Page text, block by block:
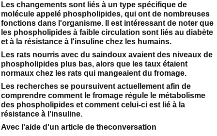
Les changements sont liés à un type spécifique de
molécule appelé phospholipides, qui ont de nombreuses
fonctions dans l'organisme. Il est intéressant de noter que
les phospholipides à faible circulation sont liés au diabète
et à la résistance à l'insuline chez les humains.
Les rats nourris avec du saindoux avaient des niveaux de
phospholipides plus bas, alors que les taux étaient
normaux chez les rats qui mangeaient du fromage.
Les recherches se poursuivent actuellement afin de
comprendre comment le fromage régule le métabolisme
des phospholipides et comment celui-ci est lié à la
résistance à l'insuline.
Avec l'aide d'un article de theconversation